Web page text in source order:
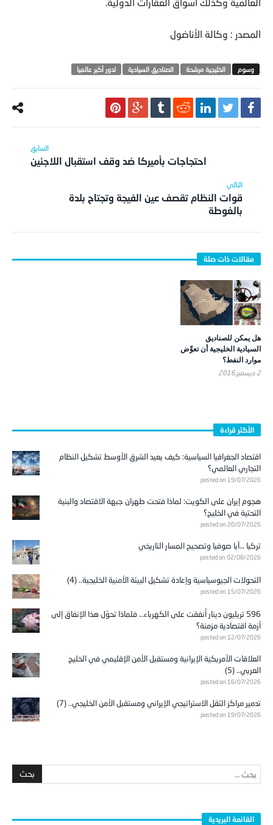
المصدر : وكالة الأناضول
الخليجية مرشحة الصناديق السيادية لدور أكبر عالميا
احتجاجات بأميركا ضد وقف استقبال اللاجئين
قوات النظام تقصف عين الفيجة وتجتاح بلدة
بالغوطة
هل يمكن للصناديق
السيادية الخليجية أن تعوِّض
موارد النفط؟
2 ديسمبر,2016
الأكثر قراءة
اقتصاد الجغرافيا السياسية: كيف يعيد الشرق الأوسط تشكيل النظام
التجاري العالمي؟
posted on 19/07/2026
هجوم إيران على الكويت: لماذا فتحت طهران جبهة الاقتصاد والبنية
التحتية في الخليج؟
posted on 20/07/2026
تركيا …آيا صوفيا وتصحيح المسار التاريخي
posted on 02/08/2026
التحولات الجيوسياسية وإعادة تشكيل البيئة الأمنية الخليجية.. (4)
posted on 15/07/2026
596 تريليون دينار أُنفقت على الكهرباء… فلماذا تحوّل هذا الإنفاق إلى
أزمة اقتصادية مزمنة؟
posted on 12/07/2026
العلاقات الأمريكية الإيرانية ومستقبل الأمن الإقليمي في الخليج
العربي.. (5)
posted on 16/07/2026
تدمير مراكز الثقل الاستراتيجي الإيراني ومستقبل الأمن الخليجي.. (7)
posted on 19/07/2026
القائمة البريدية